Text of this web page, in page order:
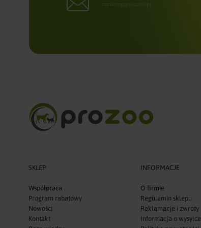
marketing@prozoo.pl
SKLEP
Współpraca
Program rabatowy
Nowości
Kontakt
INFORMACJE
O firmie
Regulamin sklepu
Reklamacje i zwroty
Informacja o wysyłce